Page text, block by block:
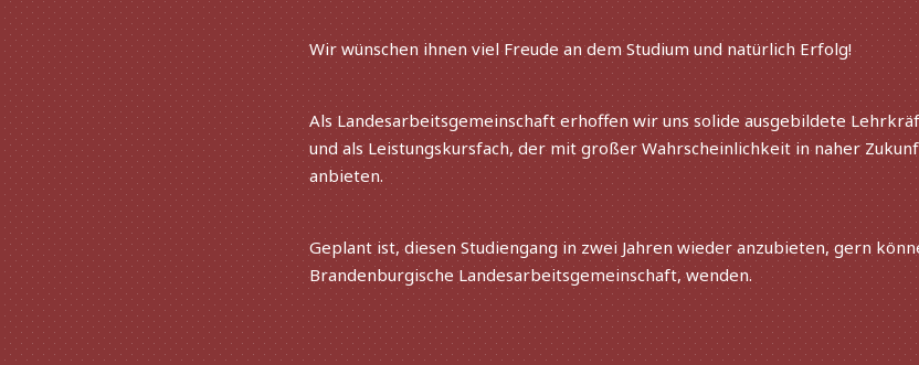
Wir wünschen ihnen viel Freude an dem Studium und natür­lich Erfolg!
Als Landesarbeitsgemeinschaft erhof­fen wir uns solide ausge­bil­dete
und als Leistungskursfach, der mit großer Wahrscheinlichkeit in naher
anbieten.
Geplant ist, diesen Studiengang in zwei Jahren wieder anzu­bie­ten, gern
Brandenburgische Landesarbeitsgemeinschaft, wenden.
Vorherige